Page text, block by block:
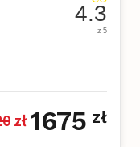
4.3
z 5
zł 1675 zł